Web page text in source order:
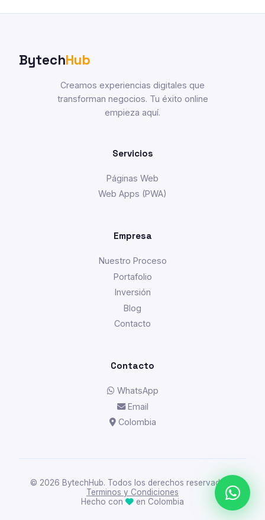
BytechHub
Creamos experiencias digitales que
transforman negocios. Tu éxito online
empieza aquí.
Servicios
Páginas Web
Web Apps (PWA)
Empresa
Nuestro Proceso
Portafolio
Inversión
Blog
Contacto
Contacto
WhatsApp
Email
Colombia
© 2026 BytechHub. Todos los derechos reservados. ·
Terminos y Condiciones
Hecho con
en Colombia